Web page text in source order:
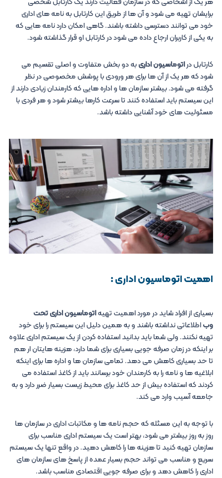
برایشان تهیه می شود و آن ها از طریق این کارتابل به نامه های اداری
خود می توانند دسترسی داشته باشند. گاهی امکان دارد نامه هایی که
به یکی از کاربران ارجاع داده می شود در کارتابل او قرار گذاشته شود.
کارتابل دراتوماسیون اداریبه دو بخش متفاوت و اصلی تقسیم می
شود که هر یک از آن ها برای هر ورودی با پوشش مخصوصی در نظر
گرفته می شود. بیشتر سازمان ها و اداره هایی که کارمندان زیادی دارند از
این سیستم باید استفاده کنند تا سرعت کارها بیشتر شود و هر فردی با
مسئولیت های خود آشنایی داشته باشد.
اهمیت اتوماسیون اداری :
بسیاری از افراد شاید در مورد اهمیت تهیهاتوماسیون اداری تحت
وباطلاعاتی نداشته باشند و به همین دلیل این سیستم را برای خود
تهیه نکنند. ولی شما باید بدانید استفاده کردن از یک سیستم اداری علاوه
بر اینکه در زمان صرفه جویی بسیاری برای شما دارد، هزینه هایتان ار هم
تا حد بسیاری کاهش می دهد. تمامی سازمان ها و اداره ها برای اینکه
ابلاغیه ها و نامه را به کارمندان خود برسانند باید از کاغذ استفاده می
کردند که استفاده بیش از حد کاغذ برای محیط زیست بسیار ضرر دارد و به
جامعه آسیب وارد می کند.
با توجه به این مسئله که حجم نامه ها و مکاتبات اداری در سازمان ها
روز به روز بیشتر می شود، بهتر است یک سیستم اداری مناسب برای
سازمان تهیه کنید تا هزینه ها را کاهش دهید. در واقع تنها یک سیستم
سریع و مناسب می تواند حجم بسیار عمده از پاسخ های سازمان های
اداری را کاهش دهد و برای صرفه جویی اقتصادی مناسب باشد.